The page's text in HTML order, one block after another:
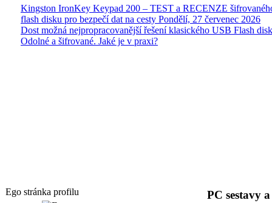
Kingston IronKey Keypad 200 – TEST a RECENZE
flash disku pro bezpečí dat na cesty Pondělí, 27 červenec 2026
Dost možná nejpropracovanější řešení klasického USB Flash
Odolné a šifrované. Jaké je v praxi?
Ego stránka profilu PC sestavy